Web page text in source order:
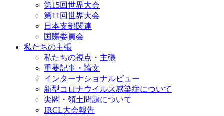
第15回世界大会
第11回世界大会
日本支部関連
国際委員会
私たちの主張
私たちの視点・主張
重要記事・論文
インターナショナルビュー
新型コロナウイルス感染症について
尖閣・領土問題について
JRCL大会報告